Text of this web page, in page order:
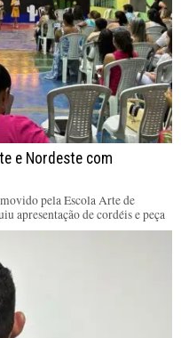
e Nordeste com
pela Escola Arte de
apresentação de cordéis e peça